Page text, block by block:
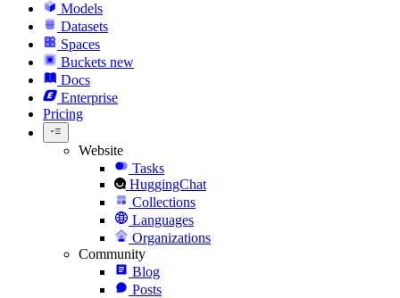
Models
Datasets
Spaces
Buckets new
Docs
Enterprise
Pricing
Website
Tasks
HuggingChat
Collections
Languages
Organizations
Community
Blog
Posts